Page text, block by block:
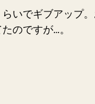
いでギブアップ
のですが…。